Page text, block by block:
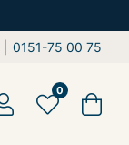
0151-75 00 75
0